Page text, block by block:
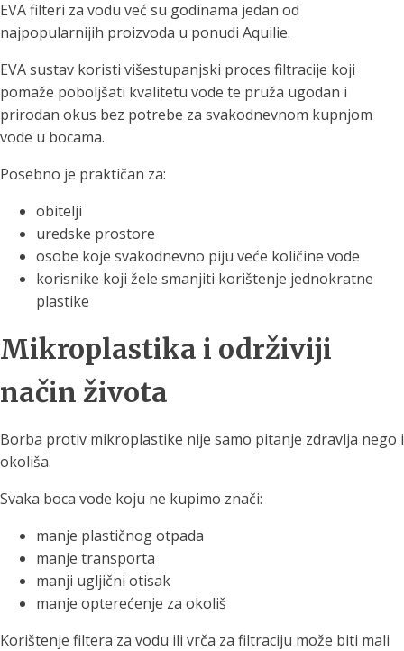
EVA filteri za vodu već su godinama jedan od
najpopularnijih proizvoda u ponudi Aquilie.
EVA sustav koristi višestupanjski proces filtracije koji
pomaže poboljšati kvalitetu vode te pruža ugodan i
prirodan okus bez potrebe za svakodnevnom kupnjom
vode u bocama.
Posebno je praktičan za:
obitelji
uredske prostore
osobe koje svakodnevno piju veće količine vode
korisnike koji žele smanjiti korištenje jednokratne
plastike
Mikroplastika i održiviji
način života
Borba protiv mikroplastike nije samo pitanje zdravlja nego i
okoliša.
Svaka boca vode koju ne kupimo znači:
manje plastičnog otpada
manje transporta
manji ugljični otisak
manje opterećenje za okoliš
Korištenje filtera za vodu ili vrča za filtraciju može biti mali